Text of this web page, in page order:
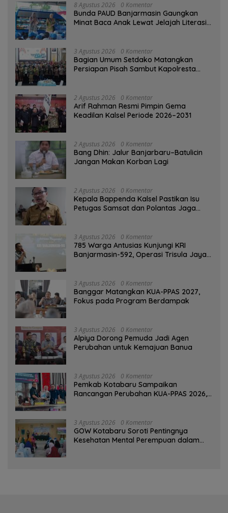
8 Agustus 2026 0 Komentar
Bunda PAUD Banjarmasin Gaungkan
Minat Baca Anak Lewat Jelajah Literasi
3 Agustus 2026 0 Komentar
Bagian Umum Setdako Matangkan
Persiapan Pisah Sambut Kapolresta
2 Agustus 2026 0 Komentar
Arif Rahman Resmi Pimpin Gema
Keadilan Kalsel Periode 2026–2031
2 Agustus 2026 0 Komentar
Bang Dhin: Jalur Banjarbaru–Batulicin
Jangan Makan Korban Lagi
2 Agustus 2026 0 Komentar
Kepala Bappenda Kalsel Pastikan Isu
Petugas Samsat dan Polantas Jaga
3 Agustus 2026 0 Komentar
785 Warga Antusias Kunjungi KRI
Banjarmasin-592, Operasi Trisula Jaya
3 Agustus 2026 0 Komentar
‎Banggar Matangkan KUA-PPAS 2027,
Fokus pada Program Berdampak
3 Agustus 2026 0 Komentar
‎Alpiya Dorong Pemuda Jadi Agen
Perubahan untuk Kemajuan Banua ‎
3 Agustus 2026 0 Komentar
Pemkab Kotabaru Sampaikan
Rancangan Perubahan KUA-PPAS 2026,
3 Agustus 2026 0 Komentar
GOW Kotabaru Soroti Pentingnya
Kesehatan Mental Perempuan dalam